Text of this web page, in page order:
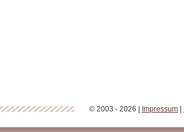
© 2003 - 2026 | Impressum